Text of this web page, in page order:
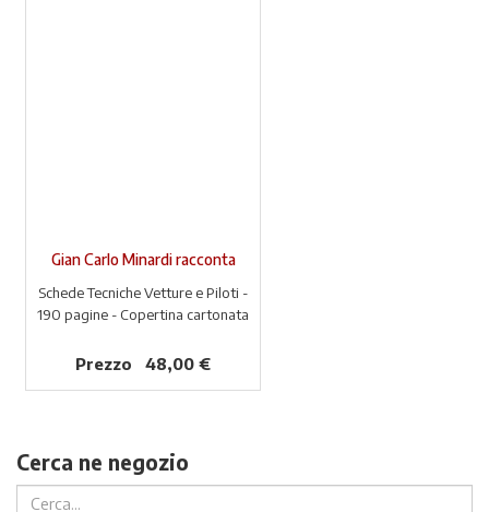
Gian Carlo Minardi racconta
Schede Tecniche Vetture e Piloti -
190 pagine - Copertina cartonata
Prezzo 48,00 €
Cerca ne negozio